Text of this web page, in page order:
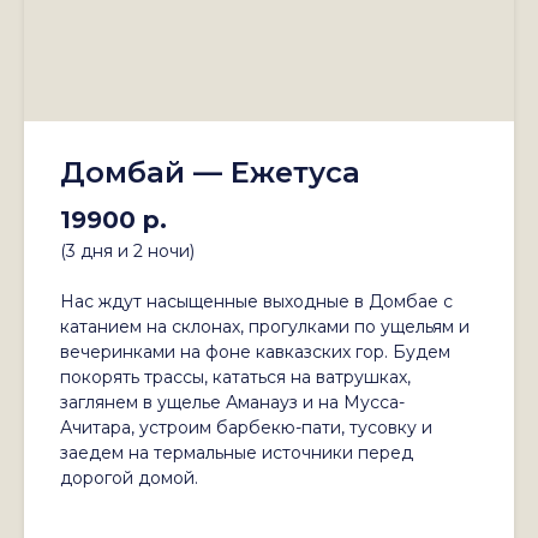
Домбай — Ежетуса
19900 р.
(3 дня и 2 ночи)
Нас ждут насыщенные выходные в Домбае с
катанием на склонах, прогулками по ущельям и
вечеринками на фоне кавказских гор. Будем
покорять трассы, кататься на ватрушках,
заглянем в ущелье Аманауз и на Мусса-
Ачитара, устроим барбекю-пати, тусовку и
заедем на термальные источники перед
дорогой домой.